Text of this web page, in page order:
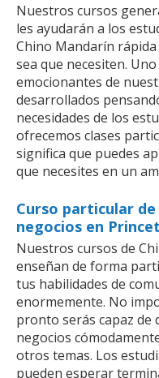
Nuestros cursos
les ayudarán a los
Chino Mandarín
sea que necesiten.
emocionantes de
desarrollados
necesidades de los
ofrecemos clases
significa que puedes
que necesites en un
Curso particular
negocios en
Nuestros cursos de
enseñan de forma
tus habilidades de
enormemente. No
pronto serás capaz de
negocios
otros temas. Los
pueden esperar